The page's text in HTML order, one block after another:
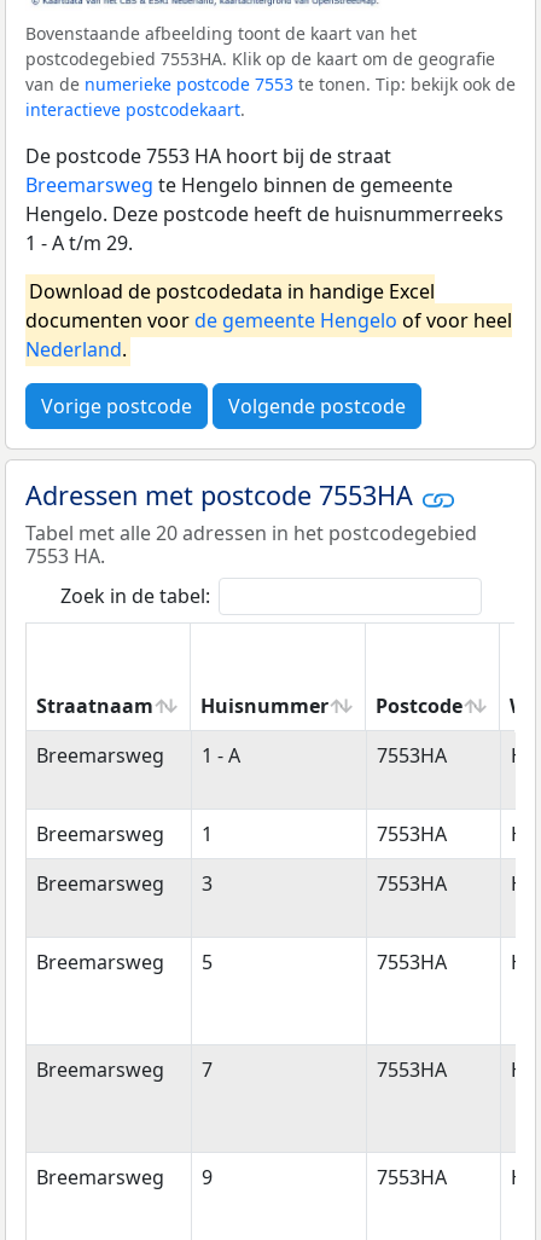
Bovenstaande afbeelding toont de kaart van het
postcodegebied 7553HA. Klik op de kaart om de geografie
van de numerieke postcode 7553 te tonen. Tip: bekijk ook de
interactieve postcodekaart.
De postcode 7553 HA hoort bij de straat
Breemarsweg te Hengelo binnen de gemeente
Hengelo. Deze postcode heeft de huisnummerreeks
1 - A t/m 29.
Download de postcodedata in handige Excel
documenten voorde gemeente Hengelo of voor heel
Nederland.
Vorige postcode Volgende postcode
Adressen met postcode 7553HA
Tabel met alle 20 adressen in het postcodegebied
7553 HA.
Zoek in de tabel:
Straatnaam Huisnummer Postcode
Straatnaam
Huisnummer Postcode
Breemarsweg 1 - A 7553HA
Breemarsweg 1 7553HA
Breemarsweg
3 7553HA
Breemarsweg 5 7553HA
Breemarsweg 7 7553HA
Breemarsweg 9 7553HA